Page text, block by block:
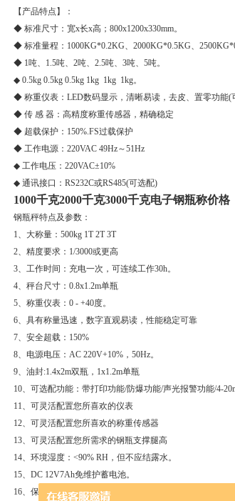
【产品特点】：
◆ 标准尺寸：宽x长x高；800x1200x330mm。
◆ 标准量程：1000KG*0.2KG、2000KG*0.5KG、
◆ 1吨、1.5吨、2吨、2.5吨、3吨、5吨。
◆ 0.5kg 0.5kg 0.5kg 1kg 1kg 1kg。
◆ 称重仪表：LED数码显示，清晰易读，去皮、置零功能(
◆ 传 感 器：高精度称重传感器，精确稳定
◆ 超载保护：150%.FS过载保护
◆ 工作电源：220VAC 49Hz～51Hz
◆ 工作电压：220VAC±10%
◆ 通讯接口：RS232C或RS485(可选配)
1000千克2000千克3000千克电子钢瓶称价格
钢瓶秤特点及参数：
1、大称量：500kg 1T 2T 3T
2、精度要求：1/3000或更高
3、工作时间：充电一次，可连续工作30h。
4、秤台尺寸：0.8x1.2m单瓶
5、称重仪表：0 - +40度。
6、具有称量迅速，数字直观易读，性能稳定可靠
7、安全超载：150%
8、电源电压：AC 220V+10%，50Hz。
9、油封:1.4x2m双瓶，1x1.2m单瓶
10、可选配功能：带打印功能/防爆功能/声光报警功能/4-
11、可灵活配置您所喜欢的仪表
12、可灵活配置您所喜欢的称重传感器
13、可灵活配置您所需求的钢瓶支撑腿高
14、环境湿度：<90% RH，但不应结露水。
15、DC 12V7Ah免维护蓄电池。
16、保护措施：智能判别电池电量，自动关机。